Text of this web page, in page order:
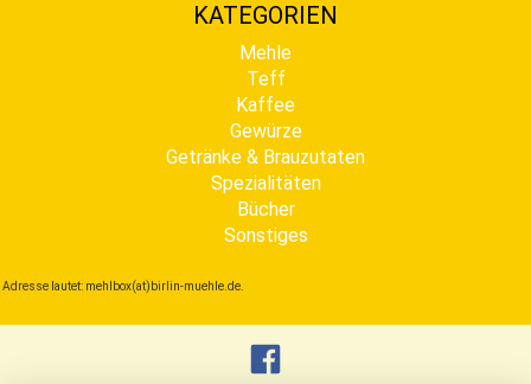
KATEGORIEN
Mehle
Teff
Kaffee
Gewürze
Getränke & Brauzutaten
Spezialitäten
Bücher
Sonstiges
Adresse lautet: mehlbox(at)birlin-muehle.de.